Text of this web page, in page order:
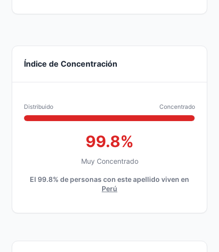
Índice de Concentración
Distribuido Concentrado
99.8%
Muy Concentrado
El 99.8% de personas con este apellido viven en
Perú